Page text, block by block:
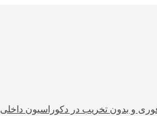
و بدون تخریب در دکوراسیون داخلی